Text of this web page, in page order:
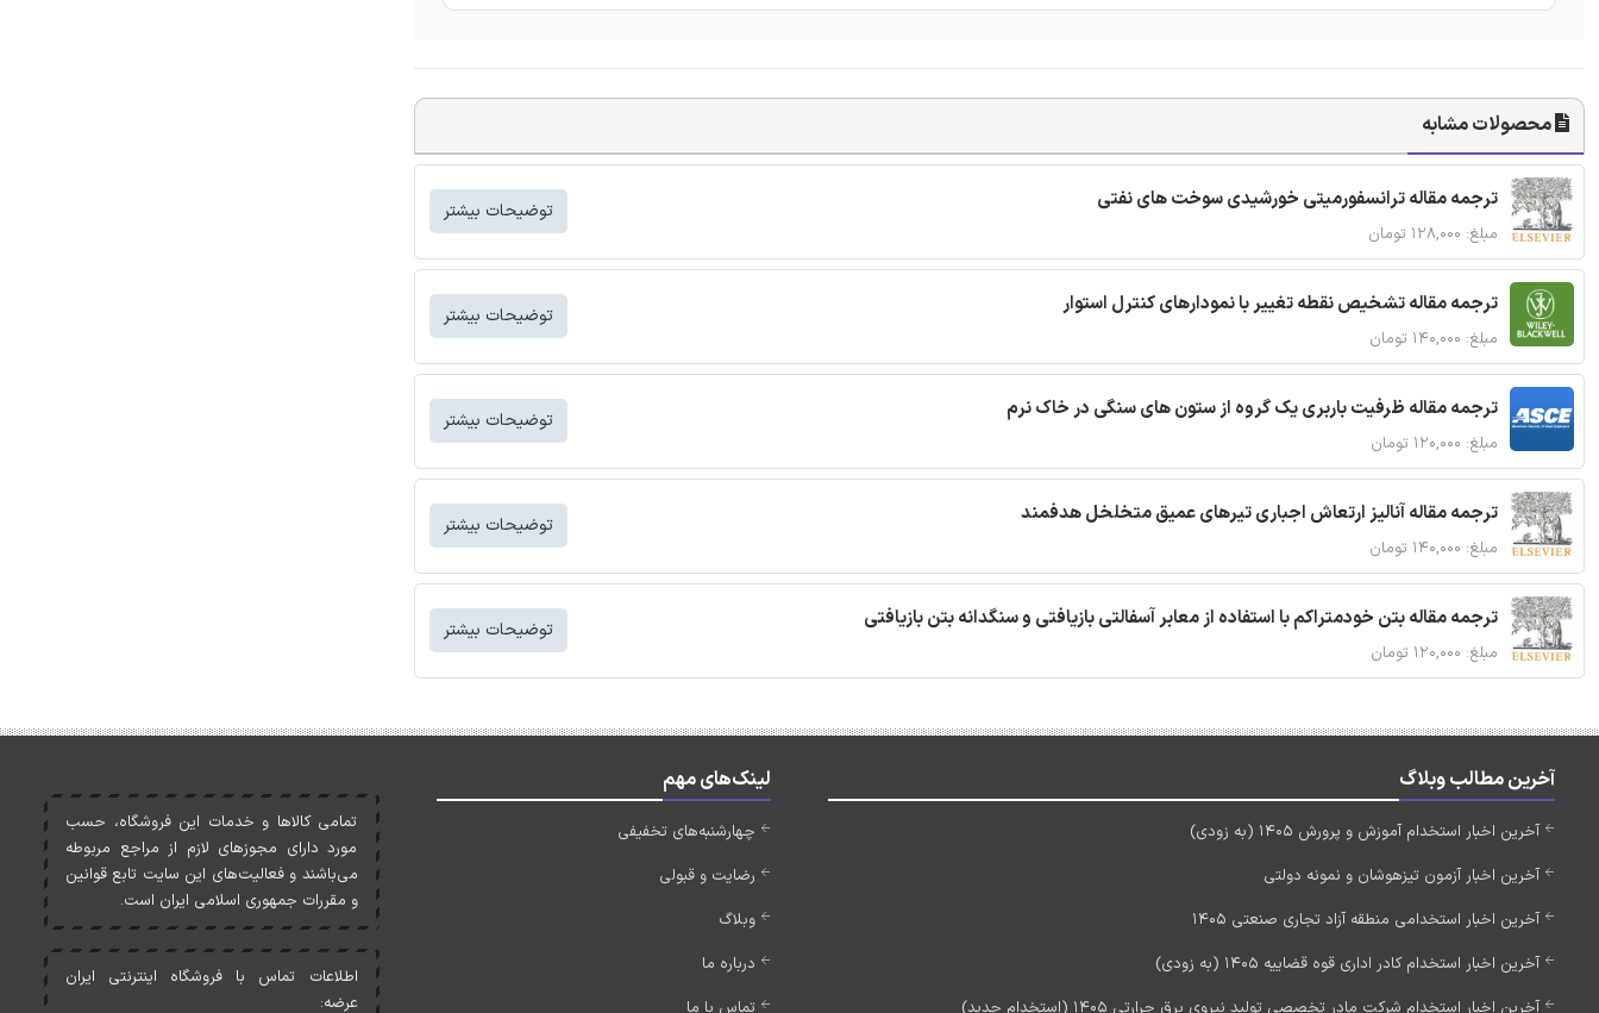
محصولات مشابه
ترجمه مقاله ترانسفورمیتی خورشیدی سوخت های نفتی
مبلغ: ۱۲۸,۰۰۰ تومان
توضیحات بیشتر
ترجمه مقاله تشخیص نقطه تغییر با نمودارهای کنترل استوار
مبلغ: ۱۴۰,۰۰۰ تومان
توضیحات بیشتر
ترجمه مقاله ظرفیت باربری یک گروه از ستون های سنگی در خاک نرم
مبلغ: ۱۲۰,۰۰۰ تومان
توضیحات بیشتر
ترجمه مقاله آنالیز ارتعاش اجباری تیرهای عمیق متخلخل هدفمند
مبلغ: ۱۴۰,۰۰۰ تومان
توضیحات بیشتر
ترجمه مقاله بتن خودمتراکم با استفاده از معابر آسفالتی بازیافتی و سنگدانه بتن بازیافتی
مبلغ: ۱۲۰,۰۰۰ تومان
توضیحات بیشتر
آخرین مطالب وبلاگ
آخرین اخبار استخدام آموزش و پرورش 1405 (به زودی)
آخرین اخبار آزمون تیزهوشان و نمونه دولتی
آخرین اخبار استخدامی منطقه آزاد تجاری صنعتی 1405
آخرین اخبار استخدام کادر اداری قوه قضاییه 1405 (به زودی)
آخرین اخبار استخدام شرکت مادر تخصصی تولید نیروی برق حرارتی 1405 (استخدام جدید)
لینک‌های مهم
چهارشنبه‌های تخفیفی
رضایت و قبولی
وبلاگ
درباره ما
تماس با ما
تمامی کالاها و خدمات اين فروشگاه، حسب
مورد دارای مجوزهای لازم از مراجع مربوطه
می‌باشند و فعاليت‌های اين سايت تابع قوانين
و مقررات جمهوری اسلامی ايران است.
اطلاعات تماس با فروشگاه اینترنتی ایران
عرضه: